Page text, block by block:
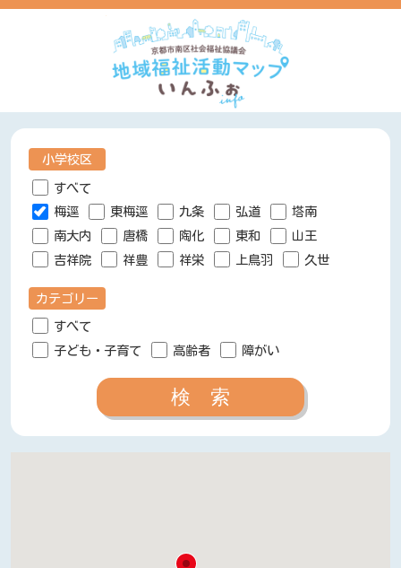
小学校区
すべて
梅逕
東梅逕 九条 弘道
塔南
南大内
唐橋 陶化 東和
山王
吉祥院
祥豊 祥栄 上鳥羽 久世
カテゴリー
すべて
子ども・子育て
高齢者 障がい